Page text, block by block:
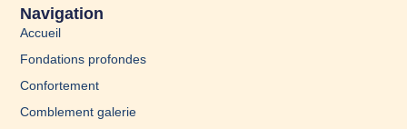
Navigation
Accueil
Fondations profondes
Confortement
Comblement galerie